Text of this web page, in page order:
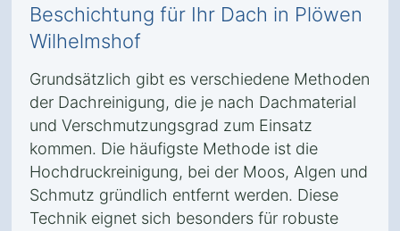
Beschichtung für Ihr Dach in Plöwen
Wilhelmshof
Grundsätzlich gibt es verschiedene Methoden
der Dachreinigung, die je nach Dachmaterial
und Verschmutzungsgrad zum Einsatz
kommen. Die häufigste Methode ist die
Hochdruckreinigung, bei der Moos, Algen und
Schmutz gründlich entfernt werden. Diese
Technik eignet sich besonders für robuste